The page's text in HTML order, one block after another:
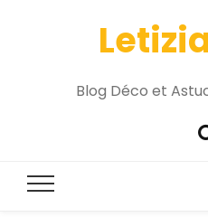
Blog Déco et